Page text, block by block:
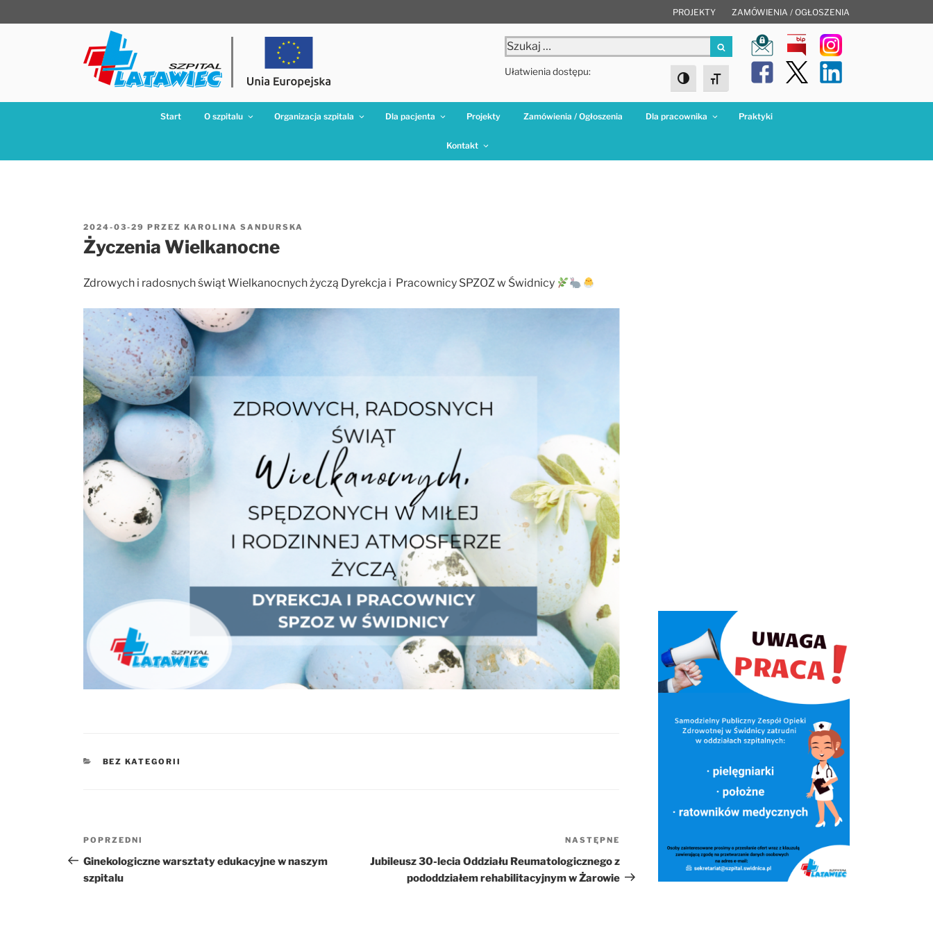
do
PROJEKTY ZAMÓWIENIA / OGŁOSZENIA
Szukaj:
Szukaj
Ułatwienia dostępu:
Toggle High Contrast
Toggle Font size
Start O szpitalu Organizacja szpitala Dla pacjenta Projekty Zamówienia / Ogłoszenia Dla pracownika Praktyki
Kontakt
OPUBLIKOWANE
W
2024-03-29 PRZEZ KAROLINA SANDURSKA
Życzenia Wielkanocne
Zdrowych i radosnych świąt Wielkanocnych życzą Dyrekcja i Pracownicy SPZOZ w Świdnicy
KATEGORIE
BEZ KATEGORII
wpisu
Poprzedni
wpis
POPRZEDNI
Ginekologiczne warsztaty edukacyjne w naszym
szpitalu
wpis
NASTĘPNE
Jubileusz 30-lecia Oddziału Reumatologicznego z
pododdziałem rehabilitacyjnym w Żarowie